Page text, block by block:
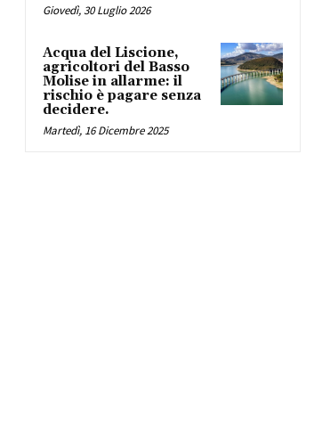
Giovedì, 30 Luglio 2026
Acqua del Liscione,
agricoltori del Basso
Molise in allarme: il
rischio è pagare senza
decidere.
Martedì, 16 Dicembre 2025